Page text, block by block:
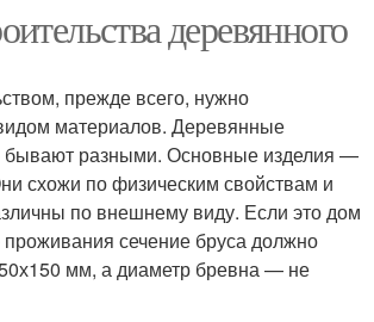
деревянного
прежде всего, нужно
материалов. Деревянные
бывают разными. Основные изделия —
схожи по физическим свойствам и
по внешнему виду. Если это дом
проживания сечение бруса должно
мм, а диаметр бревна — не